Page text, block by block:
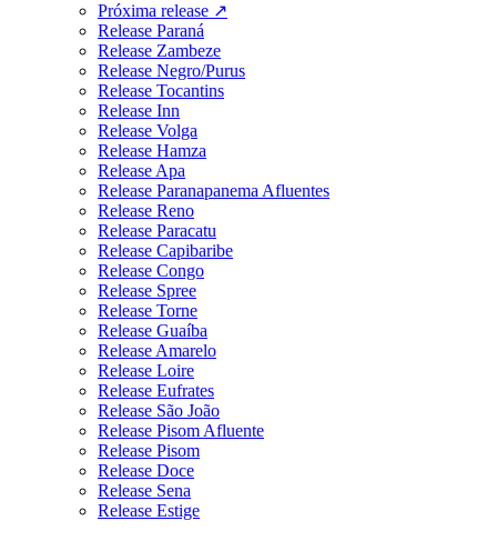
Próxima release ↗
Release Paraná
Release Zambeze
Release Negro/Purus
Release Tocantins
Release Inn
Release Volga
Release Hamza
Release Apa
Release Paranapanema Afluentes
Release Reno
Release Paracatu
Release Capibaribe
Release Congo
Release Spree
Release Torne
Release Guaíba
Release Amarelo
Release Loire
Release Eufrates
Release São João
Release Pisom Afluente
Release Pisom
Release Doce
Release Sena
Release Estige